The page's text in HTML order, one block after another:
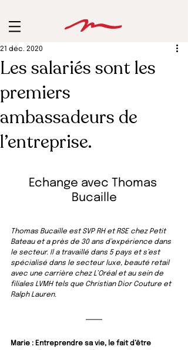
Les salariés sont les
premiers
ambassadeurs de
l’entreprise.
21 déc. 2020
Echange avec Thomas
Bucaille
Thomas Bucaille est SVP RH et RSE chez Petit
Bateau et a près de 30 ans d’expérience dans
le secteur. Il a travaillé dans 5 pays et s’est
spécialisé dans le secteur luxe, beauté retail
avec une carrière chez L’Oréal et au sein de
filiales LVMH tels que Christian Dior Couture et
Ralph Lauren.
Marie : Entreprendre sa vie, le fait d’être